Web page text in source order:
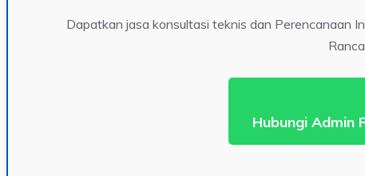
Dapatkan jasa konsultasi teknis dan Perencanaan
Hubungi Admin